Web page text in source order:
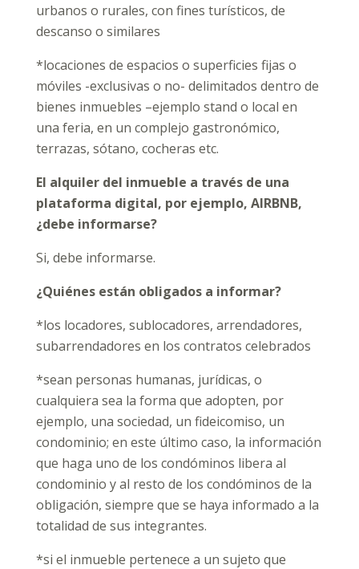
urbanos o rurales, con fines turísticos, de
descanso o similares
*locaciones de espacios o superficies fijas o
móviles -exclusivas o no- delimitados dentro de
bienes inmuebles –ejemplo stand o local en
una feria, en un complejo gastronómico,
terrazas, sótano, cocheras etc.
El alquiler del inmueble a través de una
plataforma digital, por ejemplo, AIRBNB,
¿debe informarse?
Si, debe informarse.
¿Quiénes están obligados a informar?
*los locadores, sublocadores, arrendadores,
subarrendadores en los contratos celebrados
*sean personas humanas, jurídicas, o
cualquiera sea la forma que adopten, por
ejemplo, una sociedad, un fideicomiso, un
condominio; en este último caso, la información
que haga uno de los condóminos libera al
condominio y al resto de los condóminos de la
obligación, siempre que se haya informado a la
totalidad de sus integrantes.
*si el inmueble pertenece a un sujeto que